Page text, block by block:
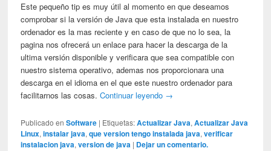
Este pequeño tip es muy útil al momento en que deseamos
comprobar si la versión de Java que esta instalada en nuestro
ordenador es la mas reciente y en caso de que no lo sea, la
pagina nos ofrecerá un enlace para hacer la descarga de la
ultima versión disponible y verificara que sea compatible con
nuestro sistema operativo, ademas nos proporcionara una
descarga en el idioma en el que este nuestro ordenador para
facilitarnos las cosas.Continuar leyendo →
Publicado en Software | Etiquetas: Actualizar Java,Actualizar Java
Linux,instalar java,que version tengo instalada java,verificar
instalacion java,version de java | Dejar un comentario.